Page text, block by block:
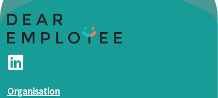
Organisation